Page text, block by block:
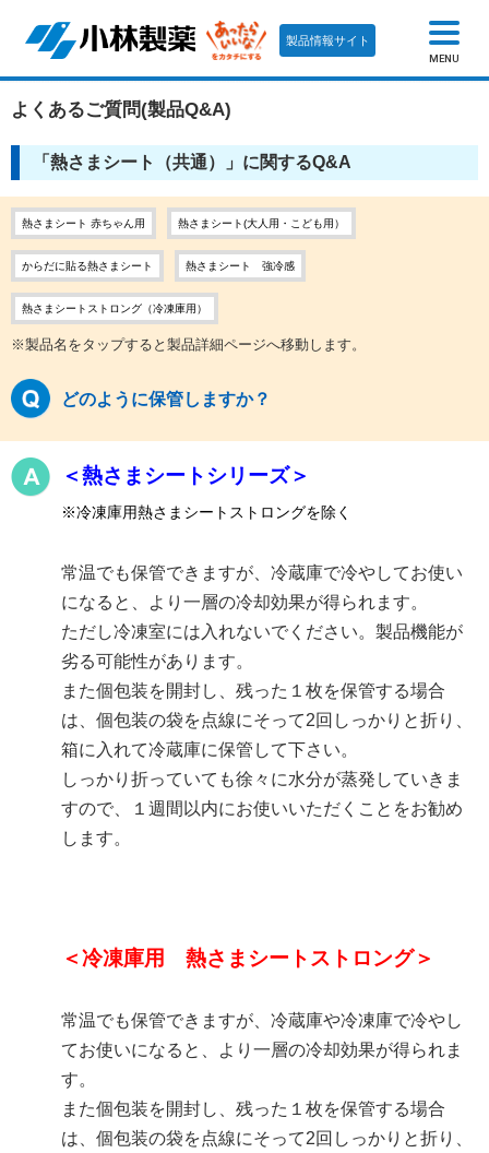
製品情報サイト
MENU
よくあるご質問(製品Q&A)
「熱さまシート（共通）」に関するQ&A
熱さまシート 赤ちゃん用 熱さまシート(大人用・こども用）
からだに貼る熱さまシート 熱さまシート 強冷感
熱さまシートストロング（冷凍庫用）
※製品名をタップすると製品詳細ページへ移動します。
どのように保管しますか？
＜熱さまシートシリーズ＞
※冷凍庫用熱さまシートストロングを除く
常温でも保管できますが、冷蔵庫で冷やしてお使い
になると、より一層の冷却効果が得られます。
ただし冷凍室には入れないでください。製品機能が
劣る可能性があります。
また個包装を開封し、残った１枚を保管する場合
は、個包装の袋を点線にそって2回しっかりと折り、
箱に入れて冷蔵庫に保管して下さい。
しっかり折っていても徐々に水分が蒸発していきま
すので、１週間以内にお使いいただくことをお勧め
します。
＜冷凍庫用 熱さまシートストロング＞
常温でも保管できますが、冷蔵庫や冷凍庫で冷やし
てお使いになると、より一層の冷却効果が得られま
す。
また個包装を開封し、残った１枚を保管する場合
は、個包装の袋を点線にそって2回しっかりと折り、